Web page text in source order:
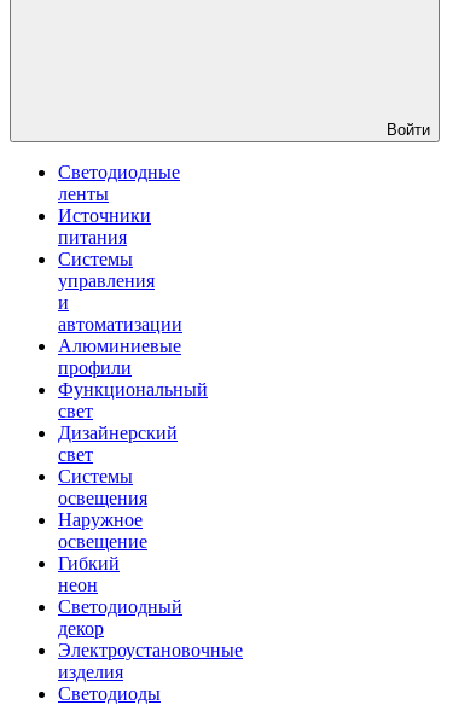
Войти
Светодиодные
ленты
Источники
питания
Системы
управления
и
автоматизации
Алюминиевые
профили
Функциональный
свет
Дизайнерский
свет
Системы
освещения
Наружное
освещение
Гибкий
неон
Светодиодный
декор
Электроустановочные
изделия
Светодиоды